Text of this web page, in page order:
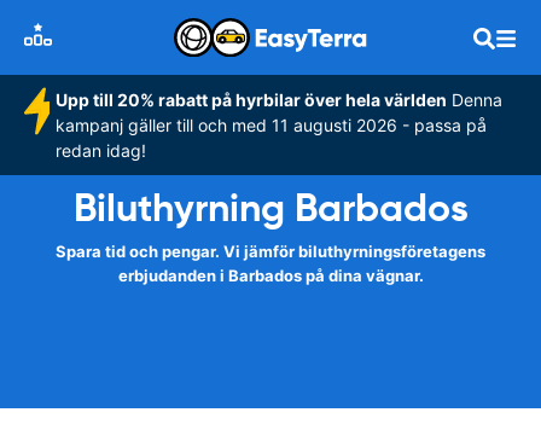
Upp till 20% rabatt på hyrbilar över hela världen Denna
kampanj gäller till och med 11 augusti 2026 - passa på
redan idag!
Biluthyrning Barbados
Spara tid och pengar. Vi jämför biluthyrningsföretagens
erbjudanden i Barbados på dina vägnar.